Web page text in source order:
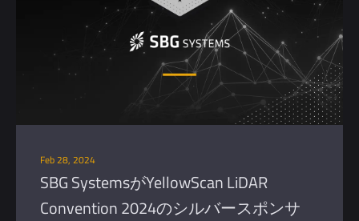
Feb 28, 2024
SBG SystemsがYellowScan LiDAR
Convention 2024のシルバースポンサ